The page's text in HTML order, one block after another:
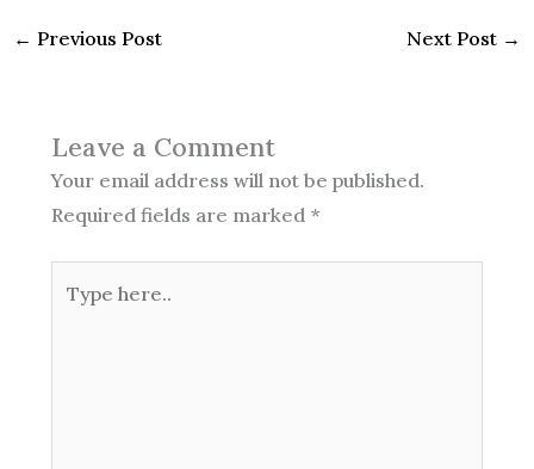
← Previous Post Next Post →
Leave a Comment
Your email address will not be published.
Required fields are marked *
here..